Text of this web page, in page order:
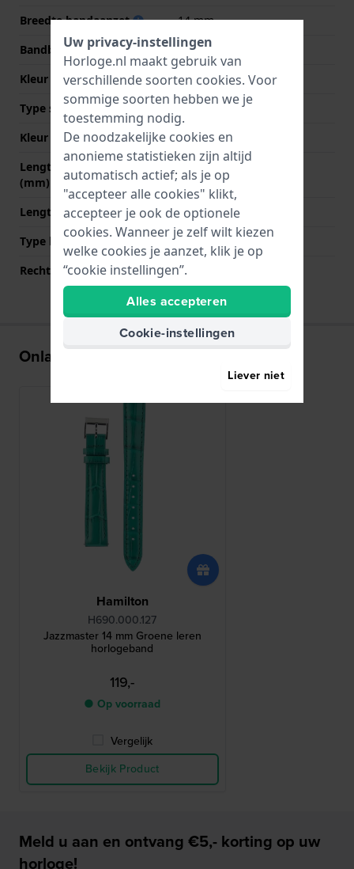
Breedte bandaanzet
14 mm
Bandbreedte bij sluiting
12 mm
Kleur Band
Groen
Type sluiting
Gesp
Kleur sluiting
Zilver
Lengte band op 12 uur
(mm)
70 mm
Lengte band op 6 uur (mm) 110 mm
Type bevestiging
Quick release pushpins
Rechte bandaanzet
Ja
Onlangs bekeken
Hamilton
H690.000.127
Jazzmaster 14 mm Groene leren
horlogeband
119,-
● Op voorraad
Vergelijk
Bekijk Product
Meld u aan en ontvang €5,- korting op uw
horloge!
Uw privacy-instellingen
Horloge.nl maakt gebruik van
verschillende soorten cookies. Voor
sommige soorten hebben we je
toestemming nodig.
De noodzakelijke cookies en
anonieme statistieken zijn altijd
automatisch actief; als je op
"accepteer alle cookies" klikt,
accepteer je ook de optionele
cookies. Wanneer je zelf wilt kiezen
welke cookies je aanzet, klik je op
“cookie instellingen”.
Alles accepteren
Cookie-instellingen
Liever niet